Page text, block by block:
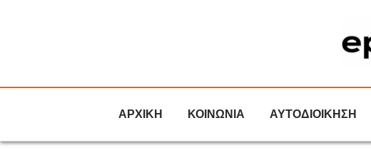
ΑΡΧΙΚΗ ΚΟΙΝΩΝΙΑ ΑΥΤΟΔΙΟΙΚΗΣΗ